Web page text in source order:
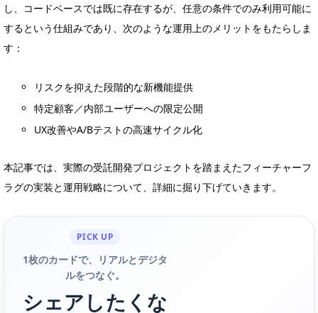
し、コードベースでは既に存在するが、任意の条件でのみ利用可能に
するという仕組みであり、次のような運用上のメリットをもたらしま
す：
リスクを抑えた段階的な新機能提供
特定顧客／内部ユーザーへの限定公開
UX改善やA/Bテストの高速サイクル化
本記事では、実際の受託開発プロジェクトを踏まえたフィーチャーフ
ラグの実装と運用戦略について、詳細に掘り下げていきます。
PICK UP
1枚のカードで、リアルとデジタ
ルをつなぐ。
シェアしたくな